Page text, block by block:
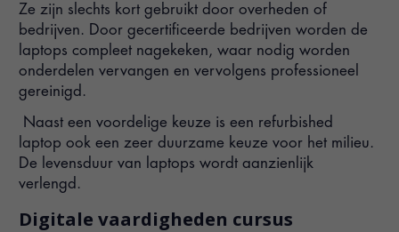
Ze zijn slechts kort gebruikt door overheden of
bedrijven. Door gecertificeerde bedrijven worden de
laptops compleet nagekeken, waar nodig worden
onderdelen vervangen en vervolgens professioneel
gereinigd.
Naast een voordelige keuze is een refurbished
laptop ook een zeer duurzame keuze voor het milieu.
De levensduur van laptops wordt aanzienlijk
verlengd.
Digitale vaardigheden cursus